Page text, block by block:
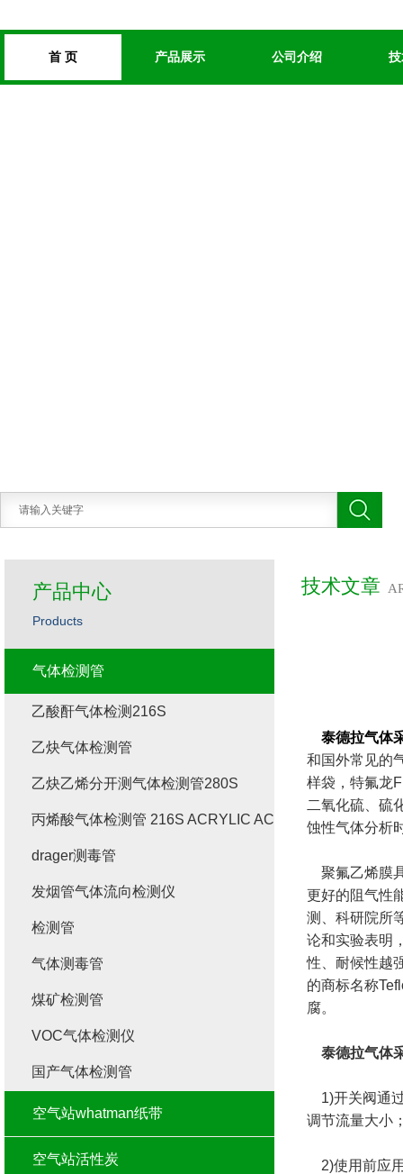
首 页 产品展示 公司介绍
技术文章
泰德拉气体
和国外常见的
样袋，特氟龙
二氧化硫、硫
蚀性气体分析
聚氟乙烯膜
更好的阻气性
测、科研院所
论和实验表明
性、耐候性越
的商标名称
腐。
泰德拉气体
1)开关阀通
调节流量大小
2)使用前应
产品中心
Products
气体检测管
乙酸酐气体检测216S
乙炔气体检测管
乙炔乙烯分开测气体检测管280S
丙烯酸气体检测管 216S ACRYLIC ACID
drager测毒管
发烟管气体流向检测仪
检测管
气体测毒管
煤矿检测管
VOC气体检测仪
国产气体检测管
空气站whatman纸带
空气站活性炭